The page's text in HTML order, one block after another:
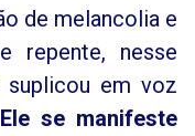
de melancolia e
repente, nesse
em voz
se manifeste